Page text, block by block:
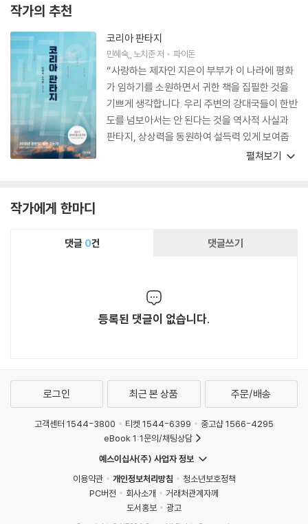
작가의 추천
코리아 판타지
민혜숙, 노치준저 파이돈
“사랑하는 제자인 지은이 부부가 이 나라에 평화
가 임하기를 소원하면서 귀한 책을 집필한 것을
기쁘게 생각합니다. 우리 주변의 강대국들이 한반
도를 넘보아서는 안 된다는 것을 역사적 사실과
판타지, 상상력을 동원하여 설득력 있게 보여줍
니다. 이 책이 이 땅에 평화의 열매를 거두는 데 일
펼쳐보기
작가에게 한마디
댓글 0건 댓글쓰기
등록된 댓글이 없습니다.
로그인 최근 본 상품 주문/배송
고객센터 1544-3800 티켓 1544-6399
중고샵 1566-4295
eBook 1:1문의/채팅상담
예스이십사(주) 사업자 정보
이용약관
개인정보처리방침
청소년보호정책
PC버전
회사소개
거래처관계자께
도서홍보
광고